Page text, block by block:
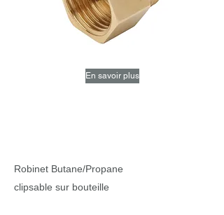
En savoir plus
Robinet Butane/Propane
clipsable sur bouteille